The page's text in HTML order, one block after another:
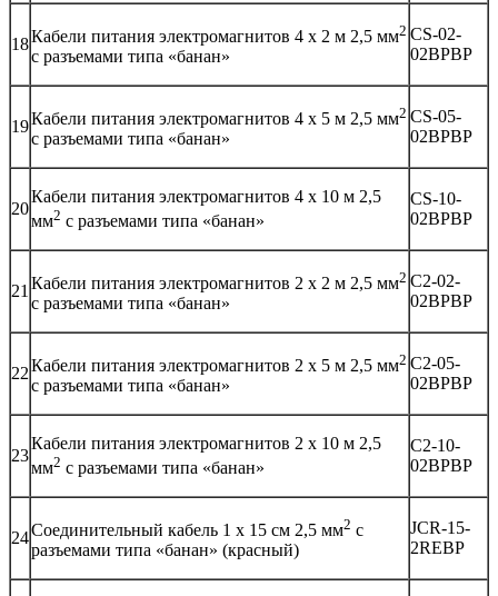
18Кабели питания электромагнитов 4 х 2 м 2,5 мм2
с разъемами типа «банан»
CS-02-
02BPBP
19Кабели питания электромагнитов 4 х 5 м 2,5 мм2
с разъемами типа «банан»
CS-05-
02BPBP
20
Кабели питания электромагнитов 4 х 10 м 2,5
мм2 с разъемами типа «банан»
CS-10-
02BPBP
21 Кабели питания электромагнитов 2 х 2 м 2,5 мм2
с разъемами типа «банан»
C2-02-
02BPBP
22Кабели питания электромагнитов 2 х 5 м 2,5 мм2
с разъемами типа «банан»
C2-05-
02BPBP
23
Кабели питания электромагнитов 2 х 10 м 2,5
мм2 с разъемами типа «банан»
C2-10-
02BPBP
24Соединительный кабель 1 х 15 см 2,5 мм2 с
разъемами типа «банан» (красный)
JCR-15-
2REBP